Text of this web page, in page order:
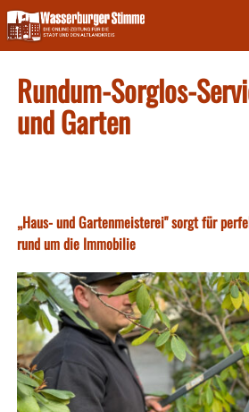
Skip
to
content
Rundum-Sorglos-
und Garten
„Haus- und Gartenmeisterei" sorgt für
rund um die Immobilie